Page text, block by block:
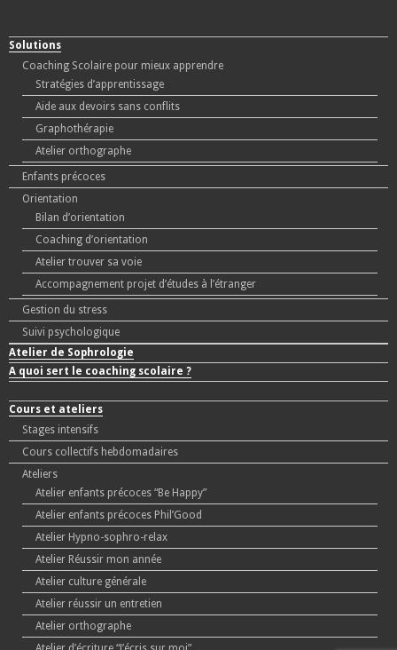
Solutions
Coaching Scolaire pour mieux apprendre
Stratégies d’apprentissage
Aide aux devoirs sans conflits
Graphothérapie
Atelier orthographe
Enfants précoces
Orientation
Bilan d’orientation
Coaching d’orientation
Atelier trouver sa voie
Accompagnement projet d’études à l’étranger
Gestion du stress
Suivi psychologique
Atelier de Sophrologie
A quoi sert le coaching scolaire ?
Cours et ateliers
Stages intensifs
Cours collectifs hebdomadaires
Ateliers
Atelier enfants précoces “Be Happy”
Atelier enfants précoces Phil’Good
Atelier Hypno-sophro-relax
Atelier Réussir mon année
Atelier culture générale
Atelier réussir un entretien
Atelier orthographe